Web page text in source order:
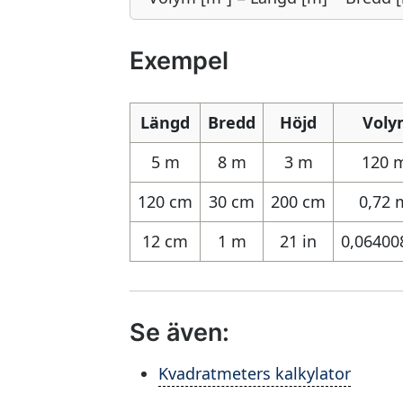
Exempel
Längd Bredd Höjd
5 m
8 m 3 m
120
120 cm
30 cm 200 cm
0,72
12 cm
1 m 21 in
Se även:
Kvadratmeters kalkylator